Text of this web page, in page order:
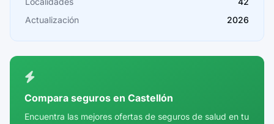
Castellón
Córdoba
Cuenca
Actualización
2026
Compara seguros en Castellón
Encuentra las mejores ofertas de seguros de salud en tu